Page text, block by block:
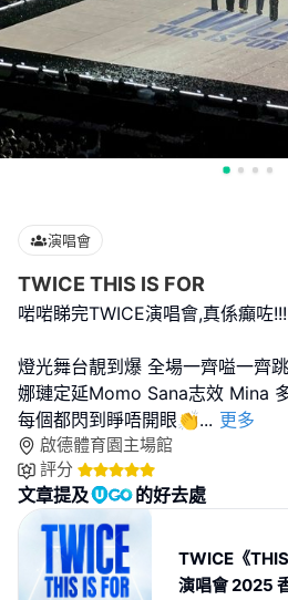
演唱會
TWICE THIS IS FOR
啱啱睇完TWICE演唱會,真係癲咗
燈光舞台靚到爆 全場一齊嗌一齊跳
娜璉定延Momo Sana志效 Mina
每個都閃到睜唔開眼👏... 更多
啟德體育園主場館
評分
文章提及 的好去處
TWICE《
演唱會 2025